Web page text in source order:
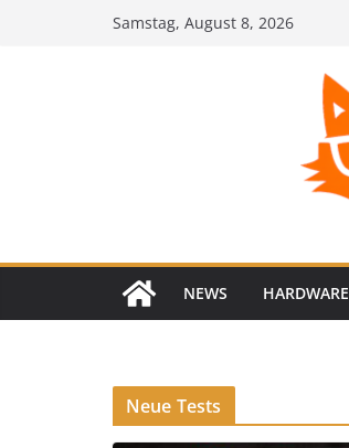
Samstag, August 8, 2026
NEWS HARDWARE
Neue Tests